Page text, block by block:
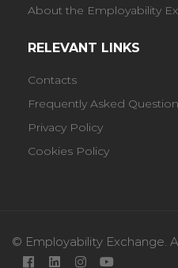
About the Employability
RELEVANT LINKS
Contacts
Frequently Asked
Privacy Policy
Cookies Policy
© Employability Exchange.